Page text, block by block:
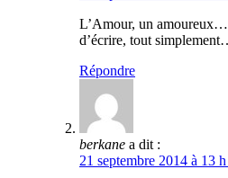
L’Amour, un
d’écrire, tout
Répondre
berkane a dit :
21 septembre 2014 à 13